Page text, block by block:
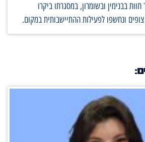
בבנימין ובשומרון, במסגרתו ביקרו
ונחשפו לפעילות ההתיישבותית במקום.